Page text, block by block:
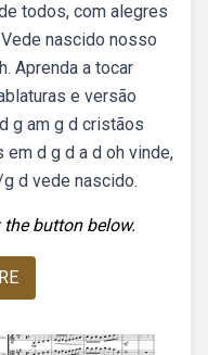
todos, com alegres
nascido nosso
Aprenda a tocar
e versão
g am g d cristãos
d g d a d oh vinde,
d vede nascido.
button below.